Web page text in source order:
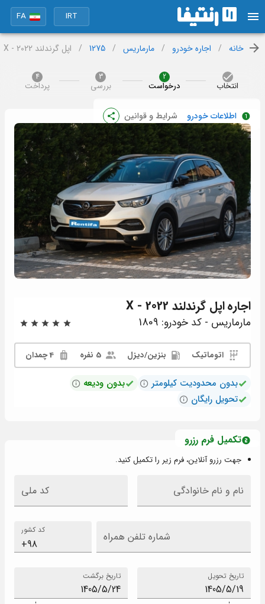
IRT
FA
خانه / اجاره خودرو / مارماریس /
1275
/ اپل گرندلند X - 2022
انتخاب
2
درخواست
3
بررسی
4
پرداخت
اطلاعات خودرو شرایط و قوانین
اجارهاپل گرندلند X - 2022
مارماریس - کد خودرو: 1809
اتوماتیک بنزين/دیزل 5 نفره
بدون محدودیت کیلومتر
بدون ودیعه
تحویل رایگان
تکمیل فرم رزرو
جهت رزرو آنلاین، فرم زیر را تکمیل کنید.
نام و نام خانوادگی کد ملی
کد کشور شماره تلفن همراه
تاریخ تحویل تاریخ برگشت